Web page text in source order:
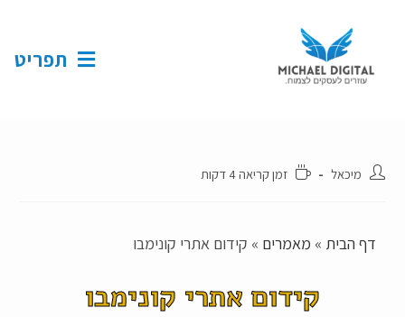
תפריט
מיכאל זמן קריאה 4 דקות
דף הבית » מאמרים » קידום אתרי קונימבו
קידום אתרי קונימבו